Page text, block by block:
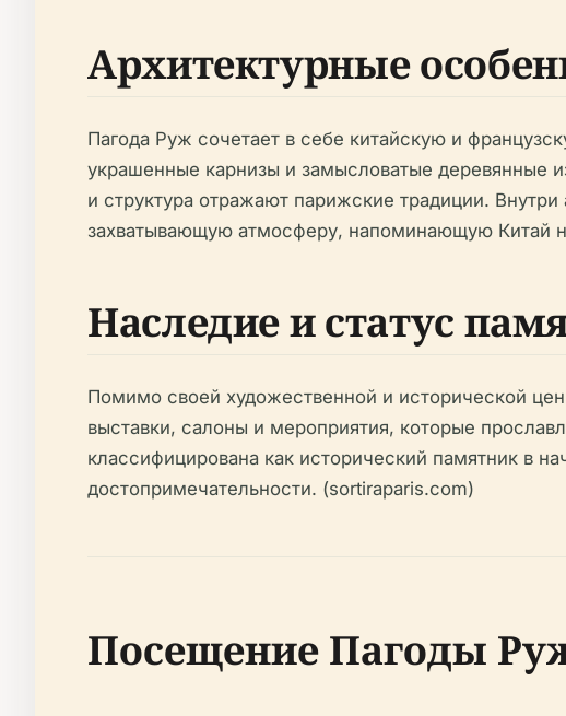
Архитектурные
Пагода Руж сочетает в себе китайскую и
украшенные карнизы и замысловатые деревянные
и структура отражают парижские традиции.
захватывающую атмосферу, напоминающую Китай
Наследие и статус
Помимо своей художественной и исторической
выставки, салоны и мероприятия, которые
классифицирована как исторический памятник в
достопримечательности. (sortiraparis.com)
Посещение Пагоды